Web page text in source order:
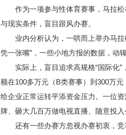
作为一项参与性体育赛事，马拉松
与现实条件，盲目跟风办赛。
业内分析认为，一哄而上举办马拉
凭一张嘴”，一些小地方报的数据，动
实际上，盲目追求高规格“国际化”
额在100多万元（B类赛事）到300万
给企业正常运转平添资金压力。一位
牌、砸大几百万做电视直播、随意投入
还有一些办赛方忽视办赛初衷，竞